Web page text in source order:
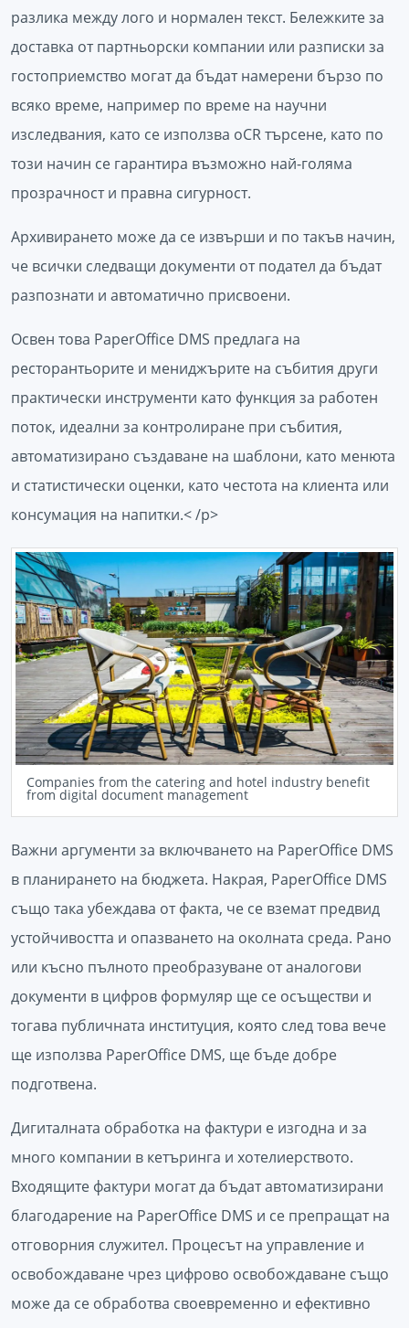
разлика между лого и нормален текст. Бележките за
доставка от партньорски компании или разписки за
гостоприемство могат да бъдат намерени бързо по
всяко време, например по време на научни
изследвания, като се използва oCR търсене, като по
този начин се гарантира възможно най-голяма
прозрачност и правна сигурност.
Архивирането може да се извърши и по такъв начин,
че всички следващи документи от подател да бъдат
разпознати и автоматично присвоени.
Освен това PaperOffice DMS предлага на
ресторантьорите и мениджърите на събития други
практически инструменти като функция за работен
поток, идеални за контролиране при събития,
автоматизирано създаване на шаблони, като менюта
и статистически оценки, като честота на клиента или
консумация на напитки.< /p>
Companies from the catering and hotel industry benefit
from digital document management
Важни аргументи за включването на PaperOffice DMS
в планирането на бюджета. Накрая, PaperOffice DMS
също така убеждава от факта, че се вземат предвид
устойчивостта и опазването на околната среда. Рано
или късно пълното преобразуване от аналогови
документи в цифров формуляр ще се осъществи и
тогава публичната институция, която след това вече
ще използва PaperOffice DMS, ще бъде добре
подготвена.
Дигиталната обработка на фактури е изгодна и за
много компании в кетъринга и хотелиерството.
Входящите фактури могат да бъдат автоматизирани
благодарение на PaperOffice DMS и се препращат на
отговорния служител. Процесът на управление и
освобождаване чрез цифрово освобождаване също
може да се обработва своевременно и ефективно